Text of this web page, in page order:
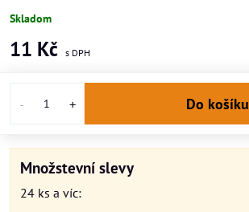
Skladom
11 Kč
Do košíku
Množstevní slevy
24 ks a víc: